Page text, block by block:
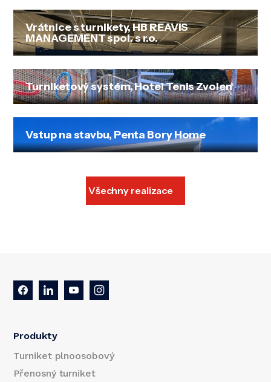
Vrátnice s turnikety, HB REAVIS
MANAGEMENT spol. s r.o.
Turniketový systém, Hotel Tenis Zvolen
Vstup na stavbu, Penta Bory Home
Všechny realizace
Produkty
Turniket plnoosobový
Přenosný turniket